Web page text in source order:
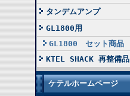
タンデムアンプ
GL1800用
GL1800 セット商品
KTEL SHACK 再整備品
ケテルホームページ